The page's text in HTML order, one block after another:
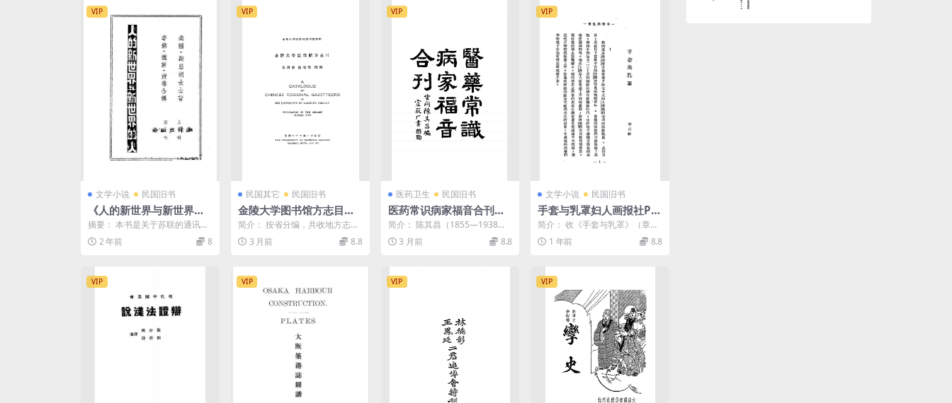
VIP
文学小说 民国旧书
《人的新世界与新世界的
人》斯屈朗著-潮锋出版社-
民国三十七年[1948]-民国
旧书下载
摘要： 本书是关于苏联的通讯报
告，分人创造新世界、新世界创
造人两部分。人的新世界...
2 年前 8
VIP
民国其它 民国旧书
金陵大学图书馆方志目万
国鼎,储瑞棠PDF下载
简介： 按省分编，共收地方志书
目2104种（22056册）。注明纂
修者、卷数、册...
3 月前 8.8
VIP
医药卫生 民国旧书
医药常识病家福音合刊陈
其昌PDF下载
简介： 陈其昌（1855—1938）
是一位民国时期的河南名医。他
早年曾为晚清贡生...
3 月前 8.8
VIP
文学小说 民国旧书
手套与乳罩妇人画报社PD
F下载,民国短篇小说集
简介： 收《手套与乳罩》（章志
毅），《绵被》（刘呐鸥），
《圣处女的感情》（穆时英...
1 年前 8.8
VIP VIP VIP VIP